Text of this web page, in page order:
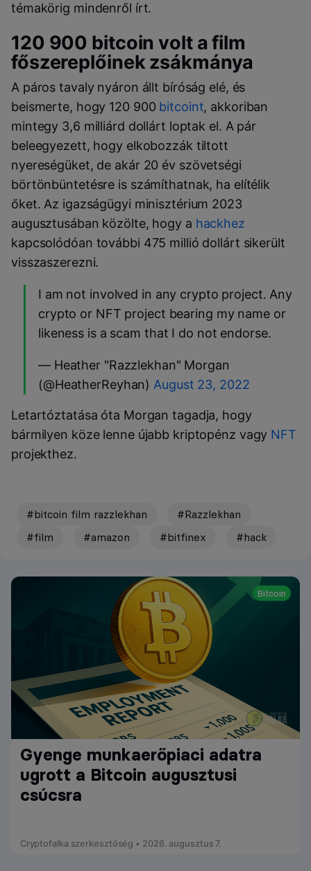
témakörig mindenről írt.
120 900 bitcoin volt a film
főszereplőinek zsákmánya
A páros tavaly nyáron állt bíróság elé, és
beismerte, hogy 120 900 bitcoint, akkoriban
mintegy 3,6 milliárd dollárt loptak el. A pár
beleegyezett, hogy elkobozzák tiltott
nyereségüket, de akár 20 év szövetségi
börtönbüntetésre is számíthatnak, ha elítélik
őket. Az igazságügyi minisztérium 2023
augusztusában közölte, hogy a hackhez
kapcsolódóan további 475 millió dollárt sikerült
visszaszerezni.
I am not involved in any crypto project. Any
crypto or NFT project bearing my name or
likeness is a scam that I do not endorse.
— Heather "Razzlekhan" Morgan
(@HeatherReyhan)August 23, 2022
Letartóztatása óta Morgan tagadja, hogy
bármilyen köze lenne újabb kriptopénz vagy NFT
projekthez.
#bitcoin film razzlekhan
#Razzlekhan
#film
#amazon #bitfinex #hack
Bitcoin
Gyenge munkaerőpiaci adatra
ugrott a Bitcoin augusztusi
csúcsra
Cryptofalka szerkesztőség • 2026. augusztus 7.